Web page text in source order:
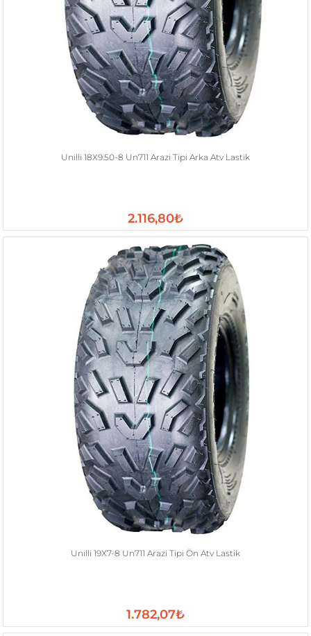
Unilli 18X9.50-8 Un711 Arazi Tipi Arka Atv Lastik
2.116,80₺
Unilli 19X7-8 Un711 Arazi Tipi Ön Atv Lastik
1.782,07₺